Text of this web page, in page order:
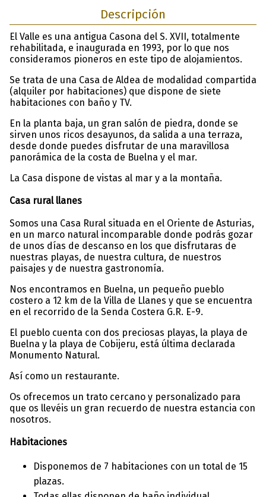
Descripción
El Valle es una antigua Casona del S. XVII, totalmente
rehabilitada, e inaugurada en 1993, por lo que nos
consideramos pioneros en este tipo de alojamientos.
Se trata de una Casa de Aldea de modalidad compartida
(alquiler por habitaciones) que dispone de siete
habitaciones con baño y TV.
En la planta baja, un gran salón de piedra, donde se
sirven unos ricos desayunos, da salida a una terraza,
desde donde puedes disfrutar de una maravillosa
panorámica de la costa de Buelna y el mar.
La Casa dispone de vistas al mar y a la montaña.
Casa rural llanes
Somos una Casa Rural situada en el Oriente de Asturias,
en un marco natural incomparable donde podrás gozar
de unos días de descanso en los que disfrutaras de
nuestras playas, de nuestra cultura, de nuestros
paisajes y de nuestra gastronomía.
Nos encontramos en Buelna, un pequeño pueblo
costero a 12 km de la Villa de Llanes y que se encuentra
en el recorrido de la Senda Costera G.R. E-9.
El pueblo cuenta con dos preciosas playas, la playa de
Buelna y la playa de Cobijeru, está última declarada
Monumento Natural.
Así como un restaurante.
Os ofrecemos un trato cercano y personalizado para
que os llevéis un gran recuerdo de nuestra estancia con
nosotros.
Habitaciones
Disponemos de 7 habitaciones con un total de 15
plazas.